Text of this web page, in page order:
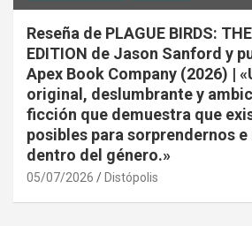
Reseña de PLAGUE BIRDS:
EDITION de Jason Sanford y
Apex Book Company (2026) |
original, deslumbrante y
ficción que demuestra que
posibles para sorprendernos
dentro del género.»
05/07/2026 Distópolis